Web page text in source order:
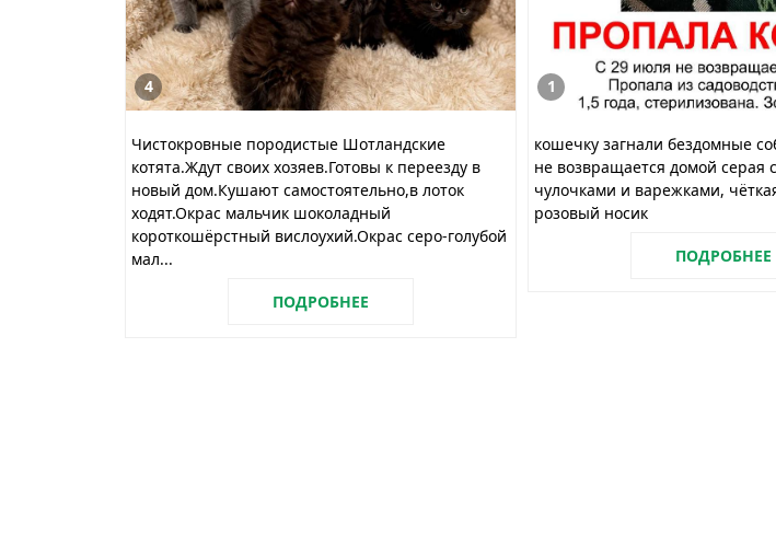
4
Чистокровные породистые Шотландские
котята.Ждут своих хозяев.Готовы к переезду в
новый дом.Кушают самостоятельно,в лоток
ходят.Окрас мальчик шоколадный
короткошёрстный вислоухий.Окрас серо-голубой
мал...
ПОДРОБНЕЕ
1
кошечку загнали бездомные
не возвращается домой серая
чулочками и варежками,
розовый носик
ПОДРОБНЕЕ